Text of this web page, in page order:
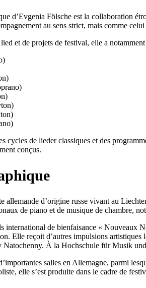
d’Evgenia Fölsche est la collaboration
au sens strict, mais comme
et de projets de festival, elle a
cycles de lieder classiques et des
conçus.
allemande d’origine russe vivant au
de piano et de musique de chambre,
international de bienfaisance « Nouveaux
Elle reçoit d’autres impulsions
À la Hochschule für Musik
salles en Allemagne, parmi
elle s’est produite dans le cadre de